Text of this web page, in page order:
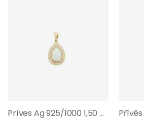
Príves Ag 925/1000 1,50 gr AGZJ05005